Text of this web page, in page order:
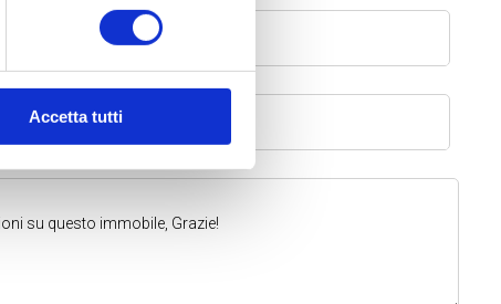
Accetta tutti
* Nome
* Telefono